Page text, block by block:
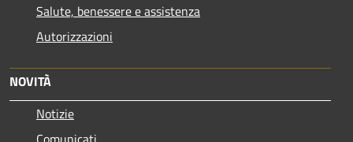
Salute, benessere e assistenza
Autorizzazioni
NOVITÀ
Notizie